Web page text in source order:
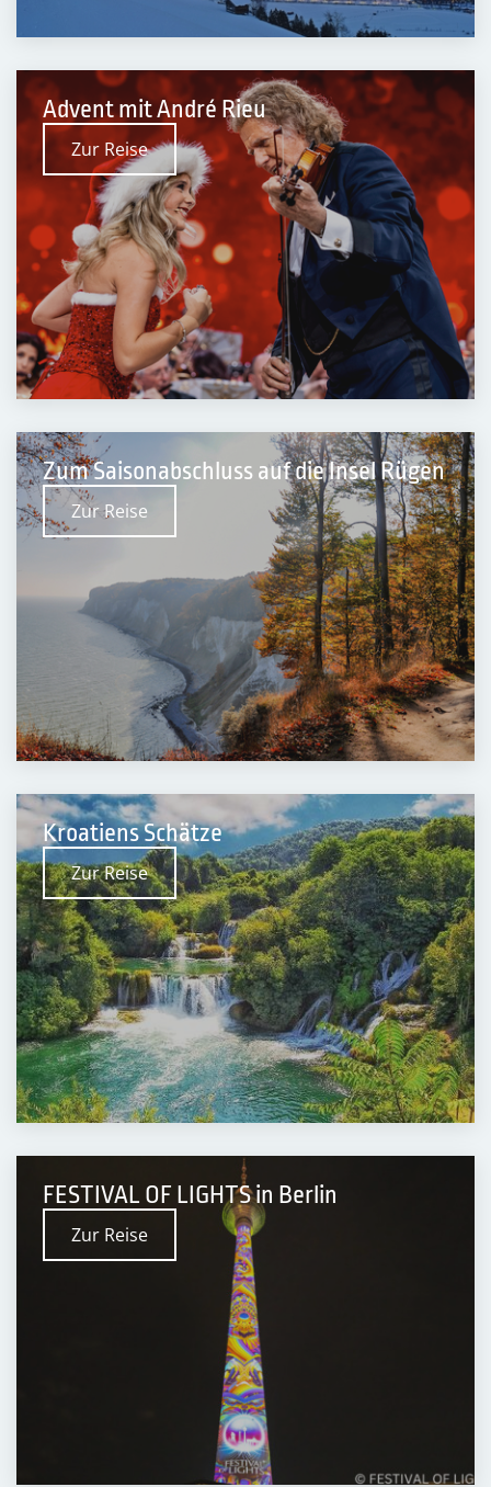
Advent mit André Rieu
Zur Reise
Zum Saisonabschluss auf die Insel Rügen
Zur Reise
Kroatiens Schätze
Zur Reise
FESTIVAL OF LIGHTS in Berlin
Zur Reise